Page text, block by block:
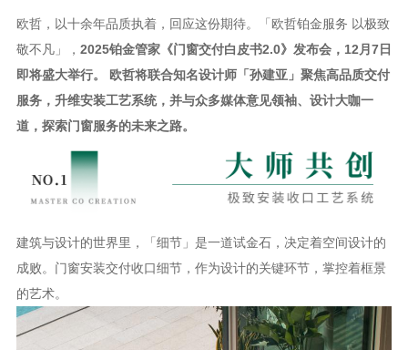
欧哲，以十余年品质执着，回应这份期待。「欧哲铂金服务 以极致
敬不凡」， 2025铂金管家《门窗交付白皮书2.0》发布会，12月7日
即将盛大举行。
欧哲将联合知名设计师「孙建亚」聚焦高品质交付
服务，升维安装工艺系统，并与众多媒体意见领袖、设计大咖一
道，探索门窗服务的未来之路。
建筑与设计的世界里，「细节」是一道试金石，决定着空间设计的
成败。门窗安装交付收口细节，作为设计的关键环节，掌控着框景
的艺术。